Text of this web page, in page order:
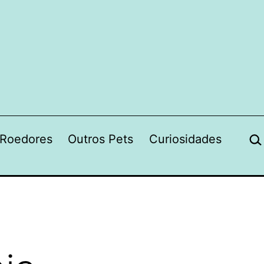
Roedores Outros Pets Curiosidades